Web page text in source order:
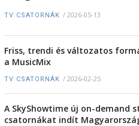
TV CSATORNÁK / 2026-05-13
Friss, trendi és változatos
a MusicMix
TV CSATORNÁK / 2026-02-25
A SkyShowtime új on-demand
csatornákat indít